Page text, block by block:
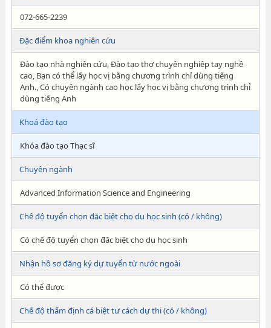
072-665-2239
Đặc điểm khoa nghiên cứu
Đào tạo nhà nghiên cứu, Đào tạo thợ chuyên nghiệp tay nghề
cao, Bạn có thể lấy học vị bằng chương trình chỉ dùng tiếng
Anh., Có chuyên ngành cao học lấy học vị bằng chương trình chỉ
dùng tiếng Anh
Khoá đào tạo
Khóa đào tạo Thạc sĩ
Chuyên ngành
Advanced Information Science and Engineering
Chế độ tuyển chọn đăc biệt cho du học sinh (có / không)
Có chế độ tuyển chọn đăc biệt cho du học sinh
Nhận hồ sơ đăng ký dự tuyển từ nước ngoài
Có thể được
Chế độ thẩm định cá biệt tư cách dự thi (có / không)